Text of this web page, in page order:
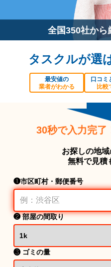
全国350社から
タスクルが選
最安値の
業者がわかる
口コミ
比較
30秒で入力完了
お探しの地
無料で見積
❶市区町村・郵便番号
❷ 部屋の間取り
❸ ゴミの量